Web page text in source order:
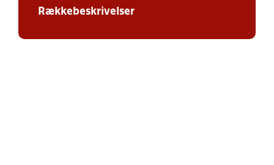
Rækkebeskrivelser